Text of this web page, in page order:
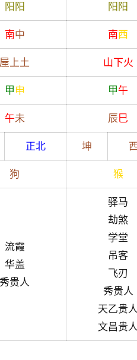
阳 阳 阳 阳
南中 南西
屋上土 山下火
甲申 甲午
午未 辰巳
正北 坤
狗 猴
流霞
华盖
秀贵人
驿马
劫煞
学堂
吊客
飞刃
秀贵人
天乙贵人
文昌贵人